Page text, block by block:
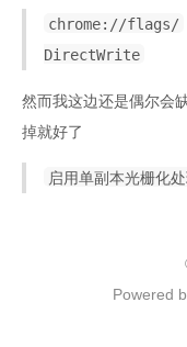
chrome://flags/
DirectWrite
然而我这边还是偶尔会
掉就好了
启用单副本光栅化
Powered